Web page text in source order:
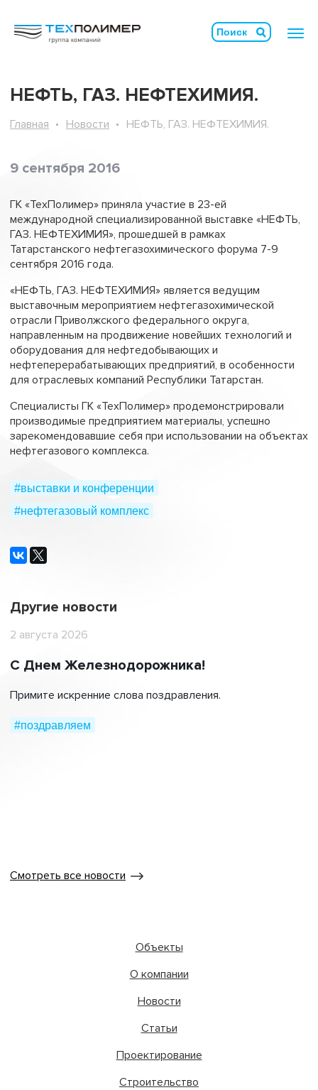
НЕФТЬ, ГАЗ. НЕФТЕХИМИЯ.
Главная Новости НЕФТЬ, ГАЗ. НЕФТЕХИМИЯ.
9 сентября 2016
ГК «ТехПолимер» приняла участие в 23-ей
международной специализированной выставке «НEФТЬ,
ГАЗ. НЕФТЕХИМИЯ», прошедшей в рамках
Татарстанского нефтегазохимического форума 7-9
сентября 2016 года.
«НЕФТЬ, ГАЗ. НЕФТЕХИМИЯ» является ведущим
выставочным мероприятием нефтегазохимической
отрасли Приволжского федерального округа,
направленным на продвижение новейших технологий и
оборудования для нефтедобывающих и
нефтеперерабатывающих предприятий, в особенности
для отраслевых компаний Республики Татарстан.
Специалисты ГК «ТехПолимер» продемонстрировали
производимые предприятием материалы, успешно
зарекомендовавшие себя при использовании на объектах
нефтегазового комплекса.
#выставки и конференции
#нефтегазовый комплекс
Другие новости
2 августа 2026
С Днем Железнодорожника!
Примите искренние слова поздравления.
#поздравляем
Смотреть все новости
Объекты
О компании
Новости
Статьи
Проектирование
Строительство